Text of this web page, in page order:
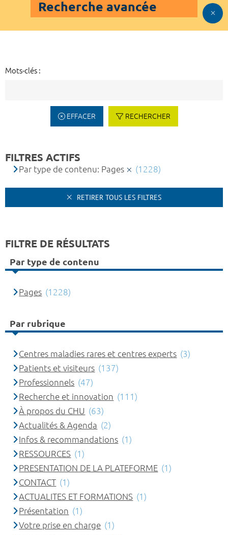
Recherche avancée
Mots-clés :
EFFACER RECHERCHER
FILTRES ACTIFS
Par type de contenu: Pages (1228)
RETIRER TOUS LES FILTRES
FILTRE DE RÉSULTATS
Par type de contenu
Pages (1228)
Par rubrique
Centres maladies rares et centres experts (3)
Patients et visiteurs (137)
Professionnels (47)
Recherche et innovation (111)
À propos du CHU (63)
Actualités & Agenda (2)
Infos & recommandations (1)
RESSOURCES (1)
PRESENTATION DE LA PLATEFORME (1)
CONTACT (1)
ACTUALITES ET FORMATIONS (1)
Présentation (1)
Votre prise en charge (1)